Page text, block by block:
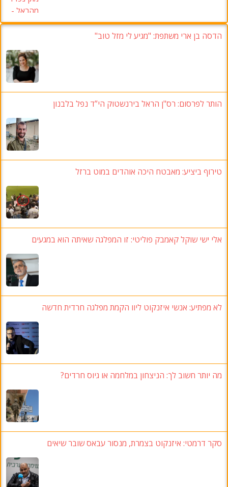
הדסה בן ארי משתפת: "מגיע לי מזל טוב"
הותר לפרסום: רס"ן הראל בירנשטוק הי”ד נפל בלבנון
טירוף ביציע: מאבטח היכה אוהדים במוט ברזל
אלי ישי שוקל קאמבק פוליטי: זו המפלגה שאיתה הוא במגעים
לא מפתיע: אנשי איזנקוט ליוו הקמת מפלגה חרדית חדשה
מה יותר חשוב לך: הניצחון במלחמה או גיוס חרדים?
סקר דרמטי: איזנקוט בצמרת, מנסור עבאס שובר שיאים